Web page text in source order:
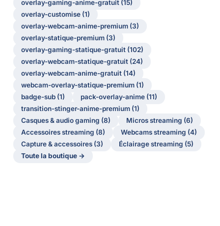
overlay-gaming-anime-gratuit (15)
overlay-customise (1)
overlay-webcam-anime-premium (3)
overlay-statique-premium (3)
overlay-gaming-statique-gratuit (102)
overlay-webcam-statique-gratuit (24)
overlay-webcam-anime-gratuit (14)
webcam-overlay-statique-premium (1)
badge-sub (1)
pack-overlay-anime (11)
transition-stinger-anime-premium (1)
Casques & audio gaming (8)
Micros streaming (6)
Accessoires streaming (8)
Webcams streaming (4)
Capture & accessoires (3)
Éclairage streaming (5)
Toute la boutique →